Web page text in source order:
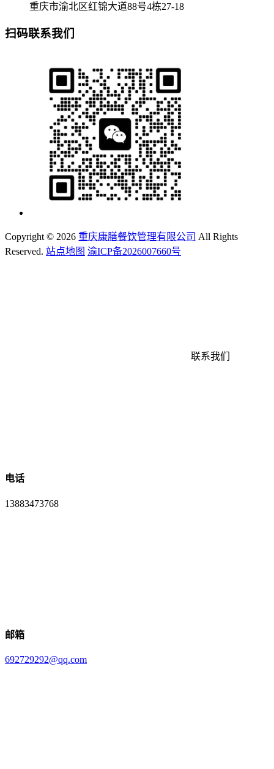
重庆市渝北区红锦大道88号4栋27-18
扫码联系我们
Copyright © 2026 重庆康膳餐饮管理有限公司 All Rights
Reserved. 站点地图 渝ICP备2026007660号
联系我们
电话
13883473768
邮箱
692729292@qq.com